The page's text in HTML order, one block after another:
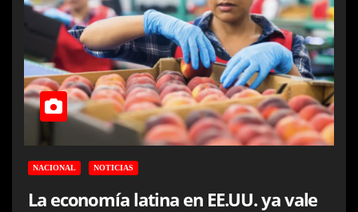
NACIONAL NOTICIAS
La economía latina en EE.UU. ya vale